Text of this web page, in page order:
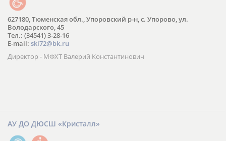
627180, Тюменская обл., Упоровский р-н, с. Упорово, ул.
Володарского, 45
Тел.: (34541) 3-28-16
E-mail: ski72@bk.ru
Директор - МФХТ Валерий Константинович
АУ ДО ДЮСШ «Кристалл»